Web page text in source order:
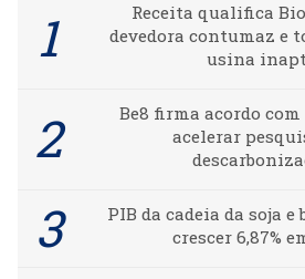
Receita qualifica
devedora contumaz e
usina
Be8 firma acordo com
acelerar
PIB da cadeia da soja e
crescer 6,87%